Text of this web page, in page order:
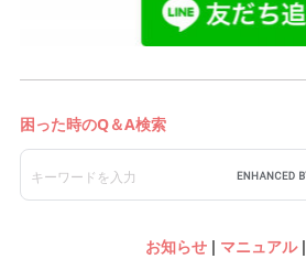
お知らせ| マニュアル|